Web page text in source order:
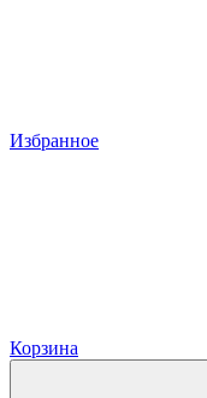
Избранное
Корзина